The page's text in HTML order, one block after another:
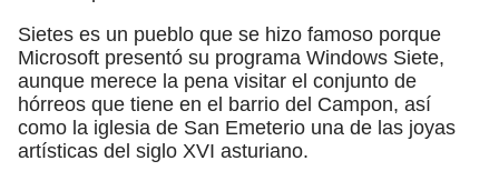
Sietes es un pueblo que se hizo famoso porque
Microsoft presentó su programa Windows Siete,
aunque merece la pena visitar el conjunto de
hórreos que tiene en el barrio del Campon, así
como la iglesia de San Emeterio una de las joyas
artísticas del siglo XVI asturiano.